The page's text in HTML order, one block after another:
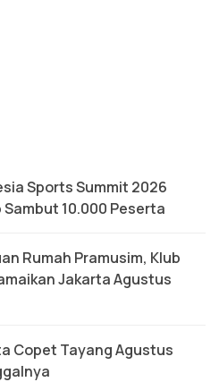
Sports Summit 2026
Sambut 10.000 Peserta
Rumah Pramusim, Klub
Jakarta Agustus
Copet Tayang Agustus